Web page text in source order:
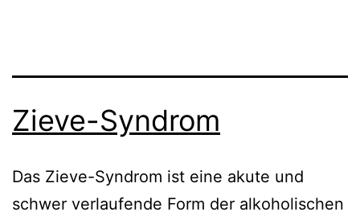
Zieve-Syndrom
Das Zieve-Syndrom ist eine akute und
schwer verlaufende Form der alkoholischen